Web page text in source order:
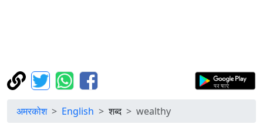
अमरकोश English शब्द wealthy